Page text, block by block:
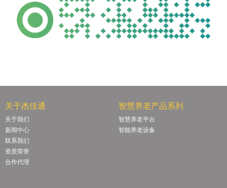
关于杰佳通
关于我们
新闻中心
联系我们
资质荣誉
合作代理
智慧养老产品系列
智慧养老平台
智能养老设备